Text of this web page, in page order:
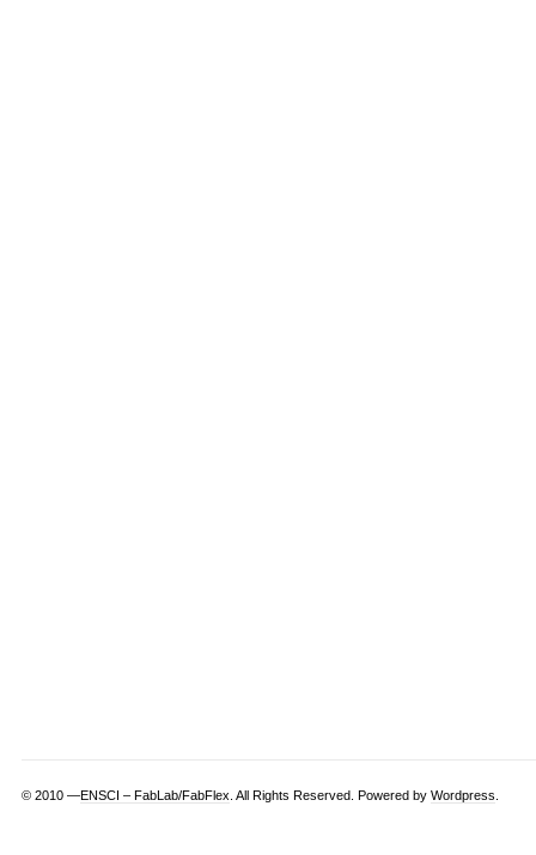
© 2010 —ENSCI – FabLab/FabFlex . All Rights Reserved. Powered by Wordpress